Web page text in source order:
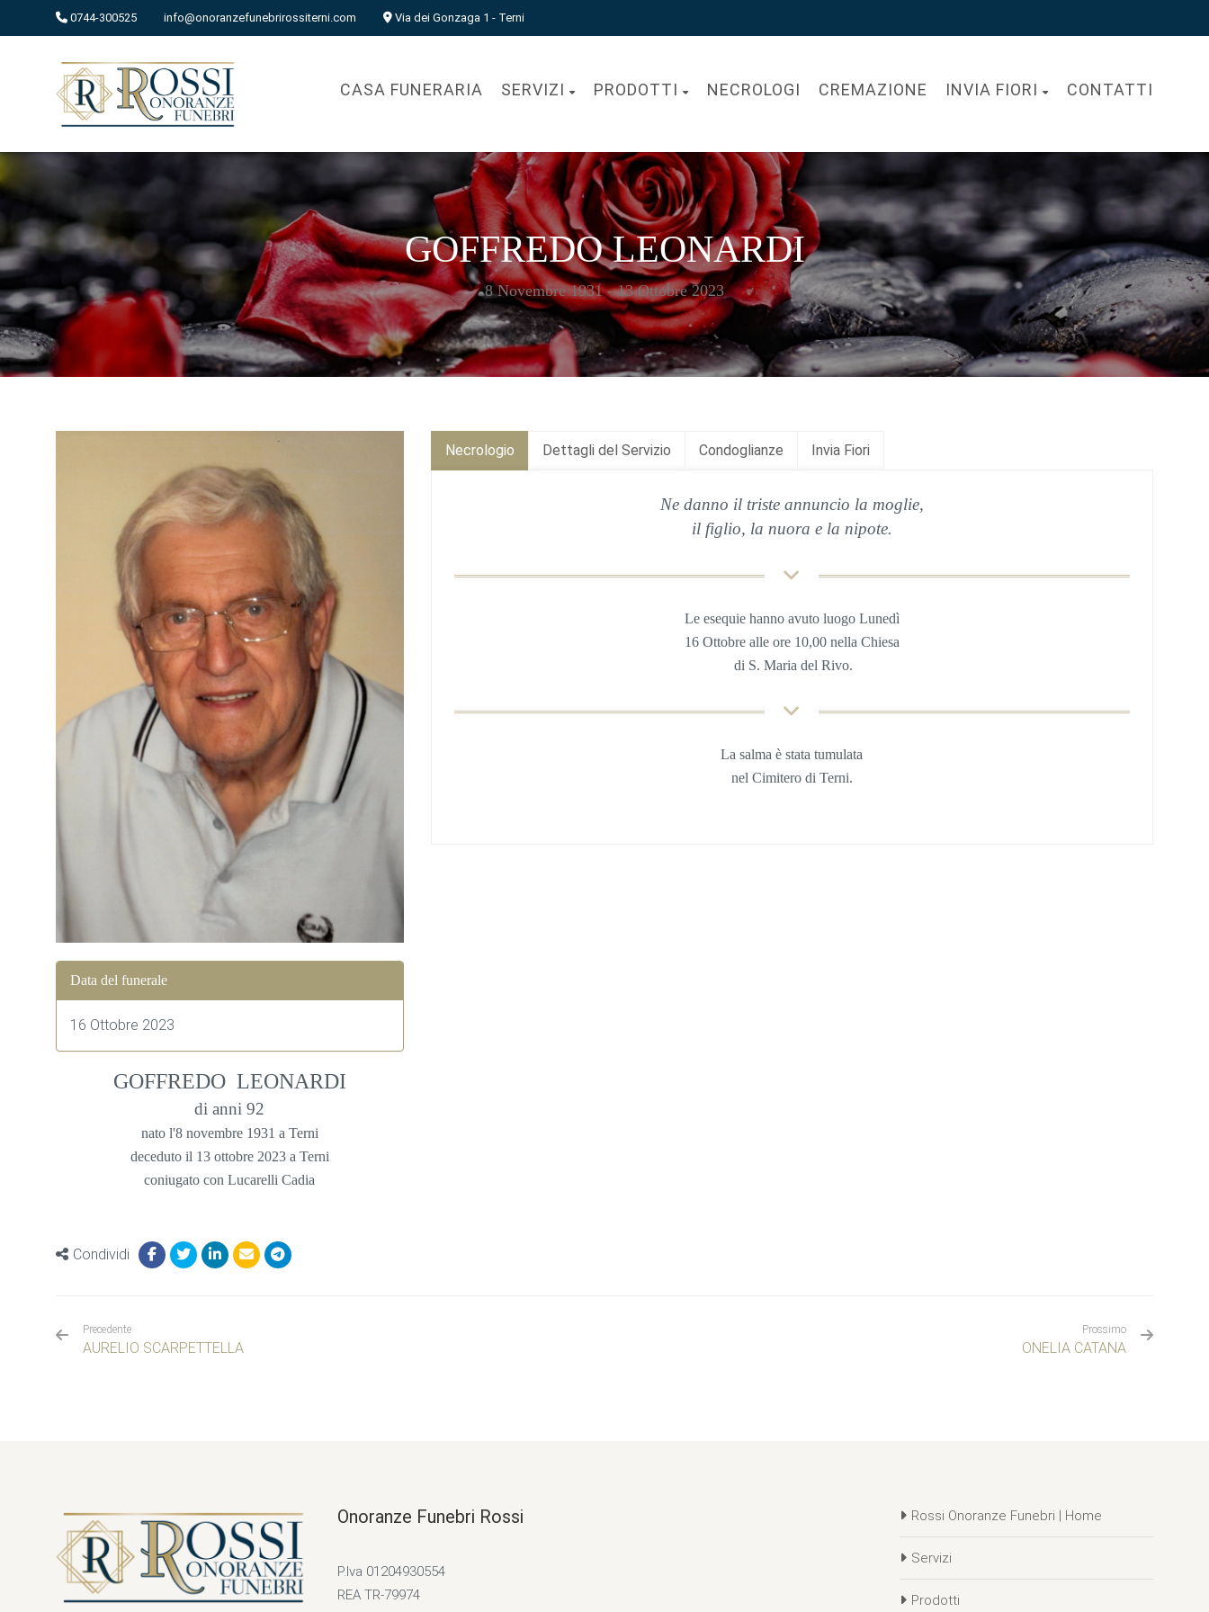
0744-300525 info@onoranzefunebrirossiterni.com Via dei Gonzaga 1 - Terni
CASA FUNERARIA SERVIZI PRODOTTI NECROLOGI CREMAZIONE INVIA FIORI CONTATTI
GOFFREDO LEONARDI
8 Novembre 1931 - 13 Ottobre 2023
Data del funerale
16 Ottobre 2023
GOFFREDO LEONARDI
di anni 92
nato l'8 novembre 1931 a Terni
deceduto il 13 ottobre 2023 a Terni
coniugato con Lucarelli Cadia
Condividi
Necrologio Dettagli del Servizio Condoglianze Invia Fiori
Ne danno il triste annuncio la moglie,
il figlio, la nuora e la nipote.
Le esequie hanno avuto luogo Lunedì
16 Ottobre alle ore 10,00 nella Chiesa
di S. Maria del Rivo.
La salma è stata tumulata
nel Cimitero di Terni.
Precedente
AURELIO SCARPETTELLA
Prossimo
ONELIA CATANA
Onoranze Funebri Rossi
P.Iva 01204930554
REA TR-79974
Rossi Onoranze Funebri | Home
Servizi
Prodotti